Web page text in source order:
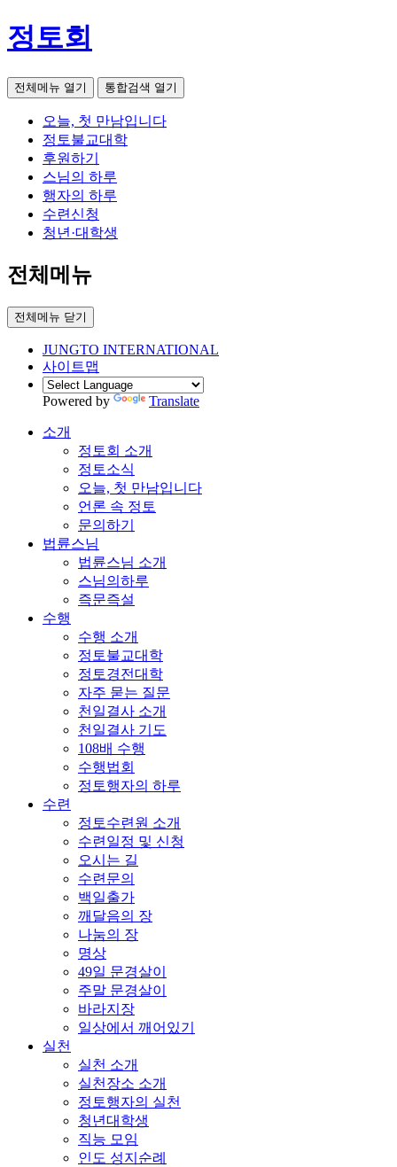
정토회
전체메뉴 열기 통합검색 열기
오늘, 첫 만남입니다
정토불교대학
후원하기
스님의 하루
행자의 하루
수련신청
청년·대학생
전체메뉴
전체메뉴 닫기
JUNGTO INTERNATIONAL
사이트맵
Powered by Translate
소개
정토회 소개
정토소식
오늘, 첫 만남입니다
언론 속 정토
문의하기
법륜스님
법륜스님 소개
스님의하루
즉문즉설
수행
수행 소개
정토불교대학
정토경전대학
자주 묻는 질문
천일결사 소개
천일결사 기도
108배 수행
수행법회
정토행자의 하루
수련
정토수련원 소개
수련일정 및 신청
오시는 길
수련문의
백일출가
깨달음의 장
나눔의 장
명상
49일 문경살이
주말 문경살이
바라지장
일상에서 깨어있기
실천
실천 소개
실천장소 소개
정토행자의 실천
청년대학생
직능 모임
인도 성지순례